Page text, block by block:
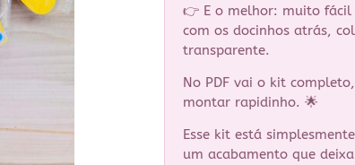
👉 E o melhor: muito
com os docinhos atrás,
transparente.
No PDF vai o kit
montar rapidinho. 🌟
Esse kit está
um acabamento que